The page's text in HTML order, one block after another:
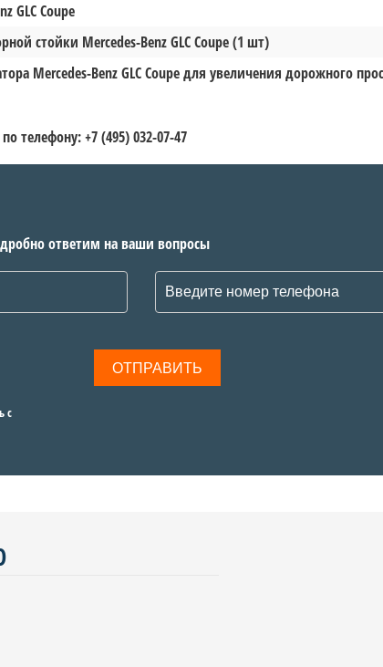
GLC Coupe
стойки Mercedes-Benz GLC Coupe (1 шт)
Mercedes-Benz GLC Coupe для увеличения дорожного
телефону: +7 (495) 032-07-47
ответим на ваши вопросы
с